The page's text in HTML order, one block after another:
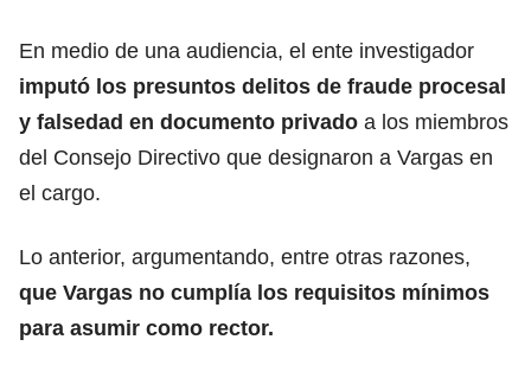
En medio de una audiencia, el ente investigador
imputó los presuntos delitos de fraude procesal
y falsedad en documento privado a los miembros
del Consejo Directivo que designaron a Vargas en
el cargo.
Lo anterior, argumentando, entre otras razones,
que Vargas no cumplía los requisitos mínimos
para asumir como rector.